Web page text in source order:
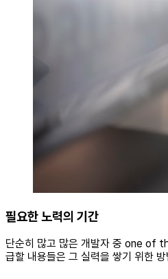
필요한 노력의 기간
단순히 많고 많은 개발자 중 one of
급할 내용들은 그 실력을 쌓기 위한